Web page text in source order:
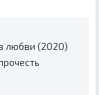
любви (2020)